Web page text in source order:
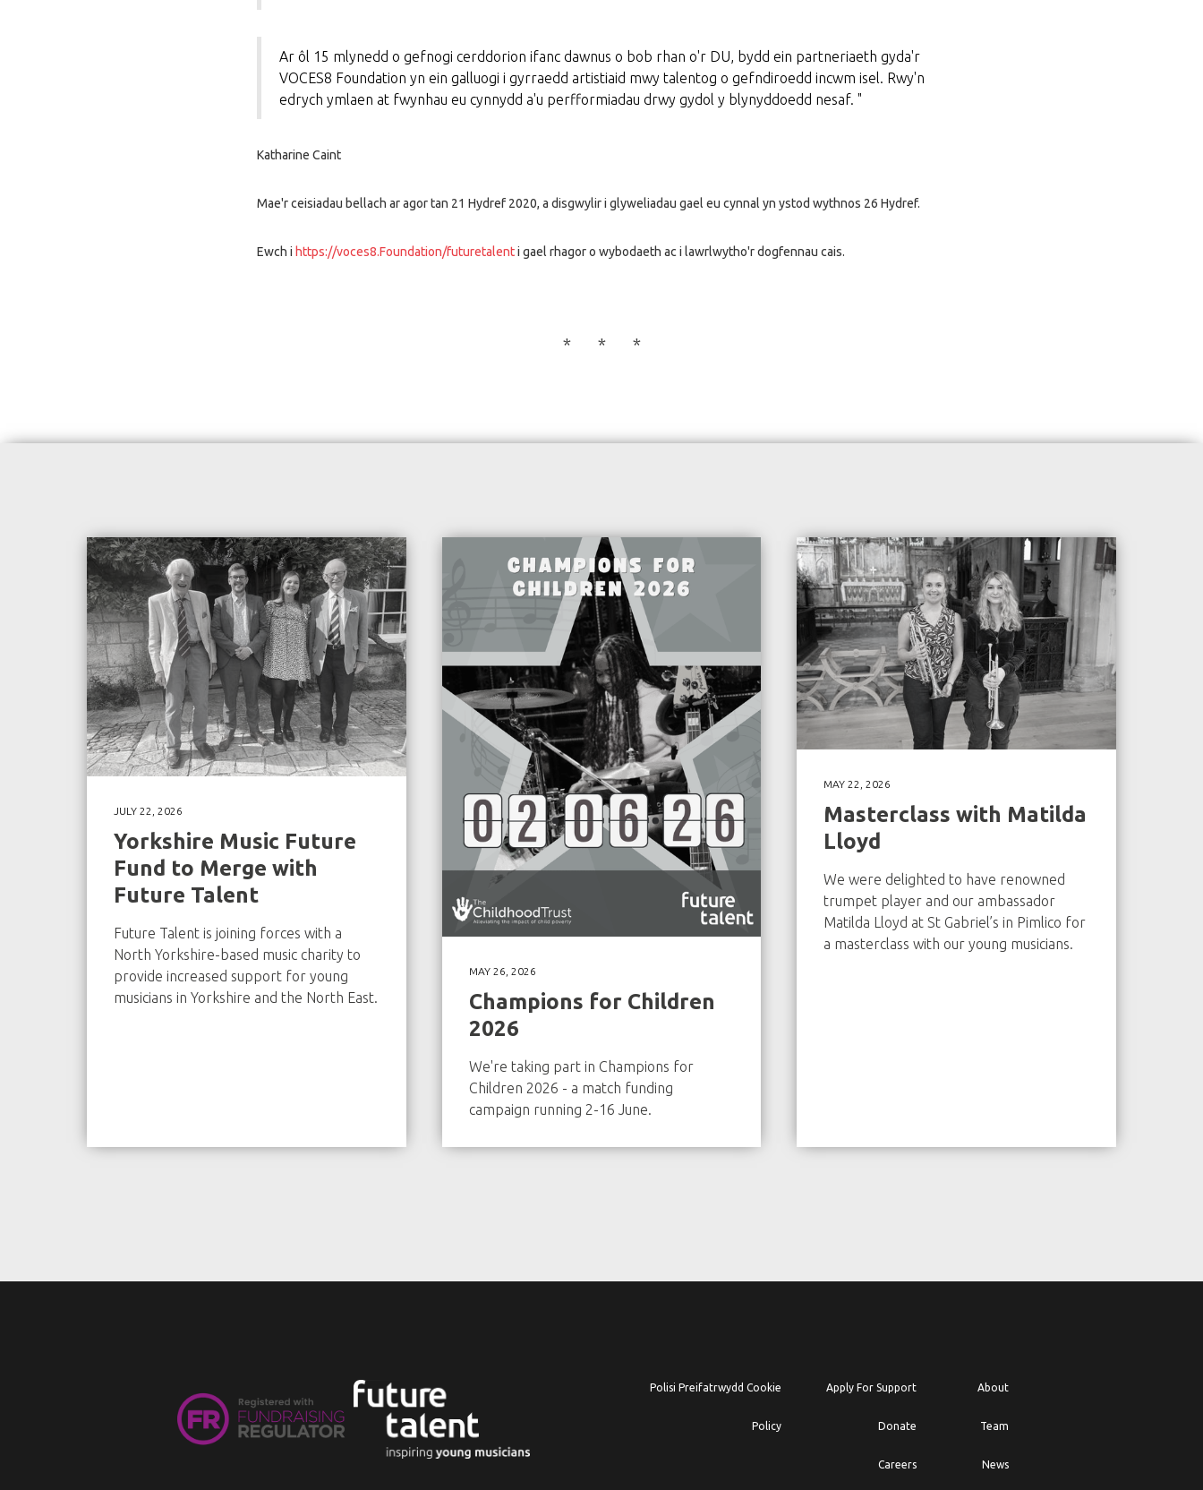
Ar ôl 15 mlynedd o gefnogi cerddorion ifanc dawnus o bob rhan o'r DU, bydd ein partneriaeth gyda'r
VOCES8 Foundation yn ein galluogi i gyrraedd artistiaid mwy talentog o gefndiroedd incwm isel. Rwy'n
edrych ymlaen at fwynhau eu cynnydd a'u perfformiadau drwy gydol y blynyddoedd nesaf. "
Katharine Caint
Mae'r ceisiadau bellach ar agor tan 21 Hydref 2020, a disgwylir i glyweliadau gael eu cynnal yn ystod wythnos 26 Hydref.
Ewch i https://voces8.Foundation/futuretalenti gael rhagor o wybodaeth ac i lawrlwytho'r dogfennau cais.
* * *
JULY 22, 2026
Yorkshire Music Future
Fund to Merge with
Future Talent
Future Talent is joining forces with a
North Yorkshire-based music charity to
provide increased support for young
musicians in Yorkshire and the North East.
MAY 26, 2026
Champions for Children
2026
We're taking part in Champions for
Children 2026 - a match funding
campaign running 2-16 June.
MAY 22, 2026
Masterclass with Matilda
Lloyd
We were delighted to have renowned
trumpet player and our ambassador
Matilda Lloyd at St Gabriel’s in Pimlico for
a masterclass with our young musicians.
Polisi Preifatrwydd Cookie
Policy
Apply For Support
Donate
Careers
About
Team
News